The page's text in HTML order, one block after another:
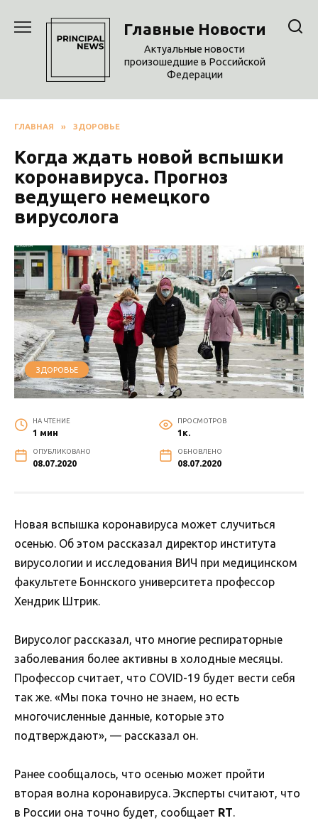
содержанию
Главные Новости
Актуальные новости
произошедшие в Российской
Федерации
ГЛАВНАЯ » ЗДОРОВЬЕ
Когда ждать новой вспышки
коронавируса. Прогноз
ведущего немецкого
вирусолога
ЗДОРОВЬЕ
НА ЧТЕНИЕ
1 мин
ПРОСМОТРОВ
1к.
ОПУБЛИКОВАНО
08.07.2020
ОБНОВЛЕНО
08.07.2020
Новая вспышка коронавируса может случиться
осенью. Об этом рассказал директор института
вирусологии и исследования ВИЧ при медицинском
факультете Боннского университета профессор
Хендрик Штрик.
Вирусолог рассказал, что многие респираторные
заболевания более активны в холодные месяцы.
Профессор считает, что COVID-19 будет вести себя
так же. «Мы пока точно не знаем, но есть
многочисленные данные, которые это
подтверждают», — рассказал он.
Ранее сообщалось, что осенью может пройти
вторая волна коронавируса. Эксперты считают, что
в России она точно будет, сообщает RT.